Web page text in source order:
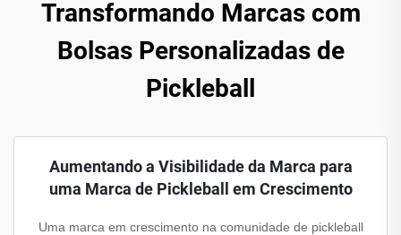
Transformando Marcas com
Bolsas Personalizadas de
Pickleball
Aumentando a Visibilidade da Marca para
uma Marca de Pickleball em Crescimento
Uma marca em crescimento na comunidade de pickleball